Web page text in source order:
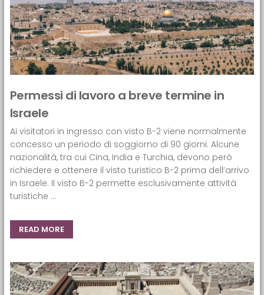
Permessi di lavoro a breve termine in
Israele
Ai visitatori in ingresso con visto B-2 viene normalmente
concesso un periodo di soggiorno di 90 giorni. Alcune
nazionalità, tra cui Cina, India e Turchia, devono però
richiedere e ottenere il visto turistico B-2 prima dell’arrivo
in Israele. Il visto B-2 permette esclusivamente attività
turistiche ...
READ MORE